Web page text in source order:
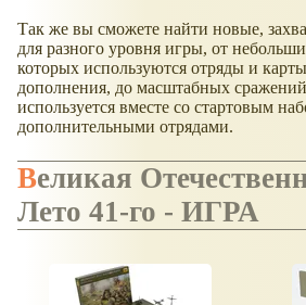
Так же вы сможете найти новые,
для разного уровня игры, от
которых используются отряды и
дополнения, до масштабных
используется вместе со стартовым
дополнительными отрядами.
Великая Отечественная война.
Лето 41-го - ИГРА